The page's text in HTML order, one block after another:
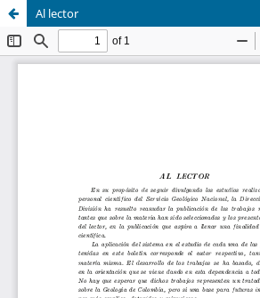
Al lector